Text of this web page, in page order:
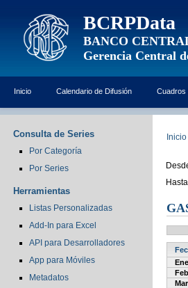
BCRPData
BANCO
Gerencia Central
Inicio Calendario de Difusión Cuadros
Consulta de Series
Por Categoría
Por Series
Herramientas
Listas Personalizadas
Add-In para Excel
API para Desarrolladores
App para Móviles
Metadatos
Inicio